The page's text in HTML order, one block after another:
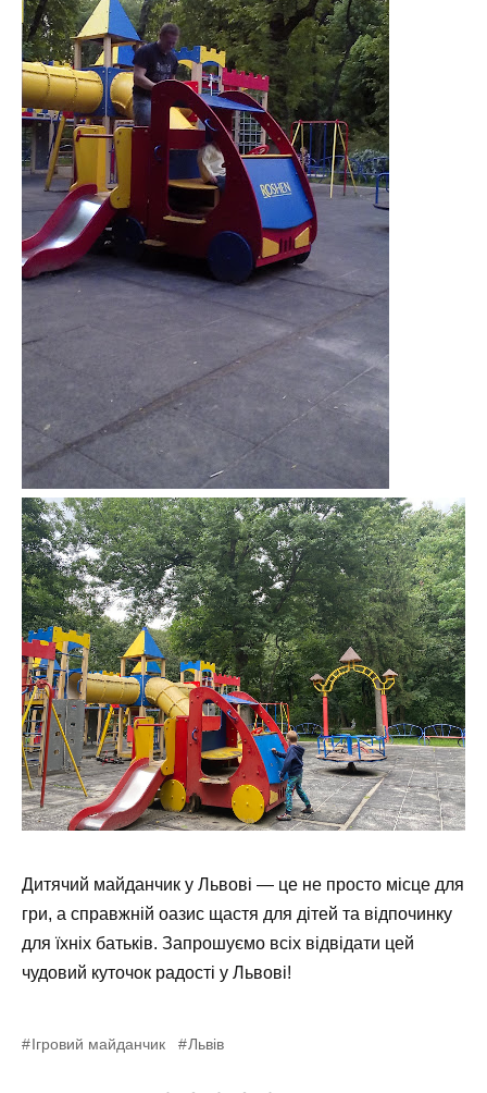
Дитячий майданчик у Львові — це не просто місце для
гри, а справжній оазис щастя для дітей та відпочинку
для їхніх батьків. Запрошуємо всіх відвідати цей
чудовий куточок радості у Львові!
Ігровий майданчик Львів